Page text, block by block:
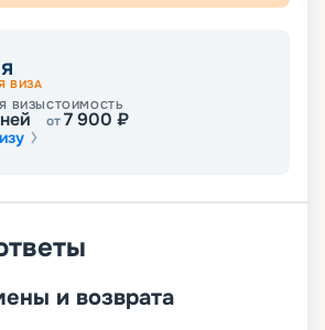
ВИЗА
ВИЗЫСТОИМОСТЬ
от7 900 ₽
и возврата